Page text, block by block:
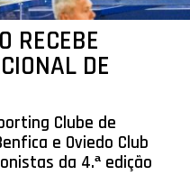
RECEBE
DE
Clube de
e Oviedo Club
da 4.ª edição